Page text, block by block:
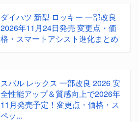
ダイハツ 新型 ロッキー 一部改良
2026年11月24日発売 変更点・価
格・スマートアシスト進化まとめ
スバル レックス 一部改良 2026 安
全性能アップ＆質感向上で2026年
11月発売予定！変更点・価格・ス
ペッ...